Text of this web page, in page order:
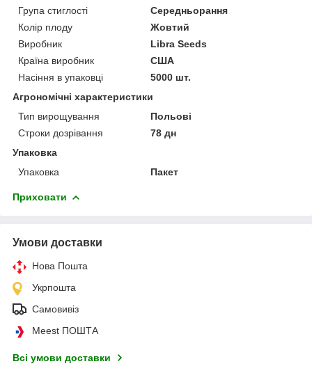
Група стиглості
Середньорання
Колір плоду
Жовтий
Виробник
Libra Seeds
Країна виробник
США
Насіння в упаковці
5000 шт.
Агрономічні характеристики
Тип вирощування
Польові
Строки дозрівання
78 дн
Упаковка
Упаковка
Пакет
Приховати
Умови доставки
Нова Пошта
Укрпошта
Самовивіз
Meest ПОШТА
Всі умови доставки